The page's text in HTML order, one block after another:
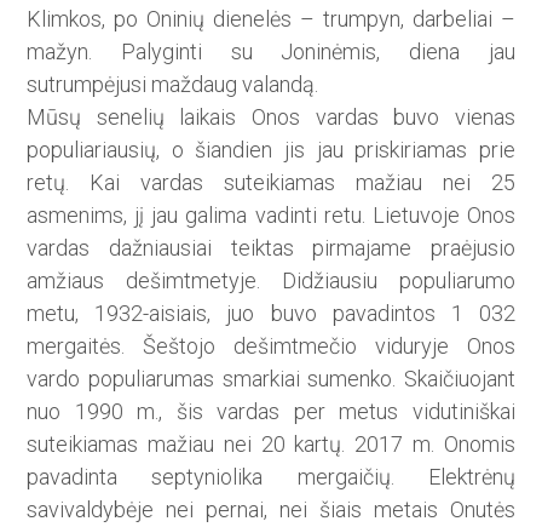
Klimkos, po Oninių dienelės – trumpyn, darbeliai –
mažyn. Palyginti su Joninėmis, diena jau
sutrumpėjusi maždaug valandą.
Mūsų senelių laikais Onos vardas buvo vienas
populiariausių, o šiandien jis jau priskiriamas prie
retų. Kai vardas suteikiamas mažiau nei 25
asmenims, jį jau galima vadinti retu. Lietuvoje Onos
vardas dažniausiai teiktas pirmajame praėjusio
amžiaus dešimtmetyje. Didžiausiu populiarumo
metu, 1932-aisiais, juo buvo pavadintos 1 032
mergaitės. Šeštojo dešimtmečio viduryje Onos
vardo populiarumas smarkiai sumenko. Skaičiuojant
nuo 1990 m., šis vardas per metus vidutiniškai
suteikiamas mažiau nei 20 kartų. 2017 m. Onomis
pavadinta septyniolika mergaičių. Elektrėnų
savivaldybėje nei pernai, nei šiais metais Onutės